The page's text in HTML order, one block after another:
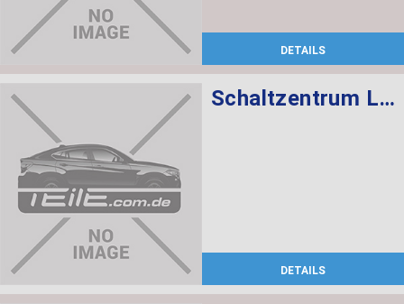
DETAILS
Schaltzentrum Lenksäule
DETAILS